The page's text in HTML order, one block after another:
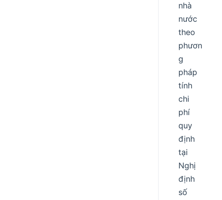
nhà
nước
theo
phươn
g
pháp
tính
chi
phí
quy
định
tại
Nghị
định
số